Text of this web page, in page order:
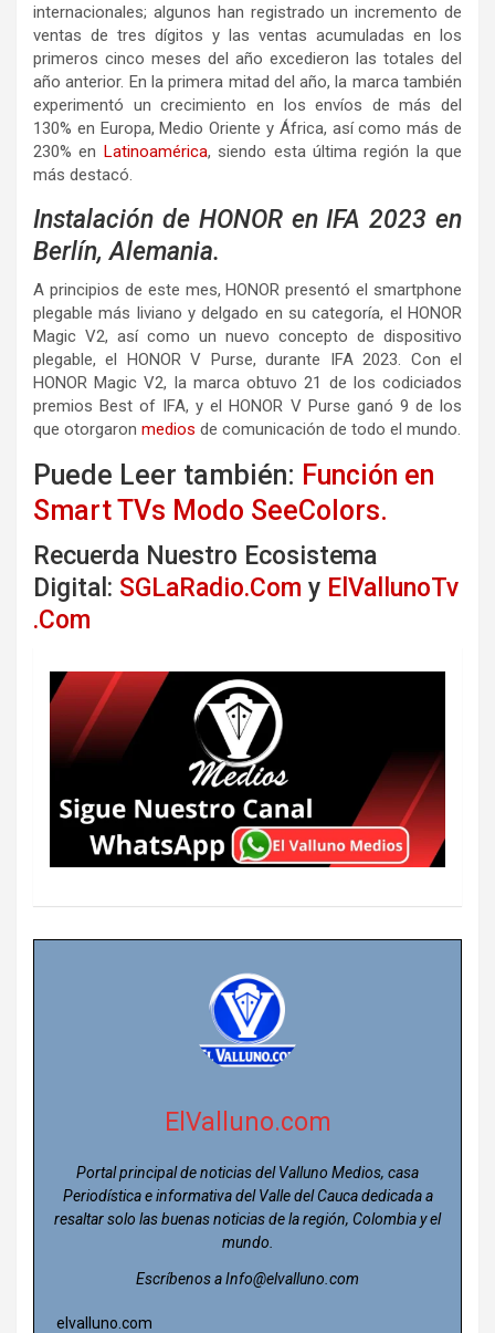
internacionales; algunos han registrado un incremento de
ventas de tres dígitos y las ventas acumuladas en los
primeros cinco meses del año excedieron las totales del
año anterior. En la primera mitad del año, la marca también
experimentó un crecimiento en los envíos de más del
130% en Europa, Medio Oriente y África, así como más de
230% en Latinoamérica, siendo esta última región la que
más destacó.
Instalación de HONOR en IFA 2023 en
Berlín, Alemania.
A principios de este mes, HONOR presentó el smartphone
plegable más liviano y delgado en su categoría, el HONOR
Magic V2, así como un nuevo concepto de dispositivo
plegable, el HONOR V Purse, durante IFA 2023. Con el
HONOR Magic V2, la marca obtuvo 21 de los codiciados
premios Best of IFA, y el HONOR V Purse ganó 9 de los
que otorgaron medios de comunicación de todo el mundo.
Puede Leer también: Función en
Smart TVs Modo SeeColors.
Recuerda Nuestro Ecosistema
Digital: SGLaRadio.Com y ElVallunoTv
.Com
ElValluno.com
Portal principal de noticias del Valluno Medios, casa
Periodística e informativa del Valle del Cauca dedicada a
resaltar solo las buenas noticias de la región, Colombia y el
mundo.
Escríbenos a Info@elvalluno.com
elvalluno.com